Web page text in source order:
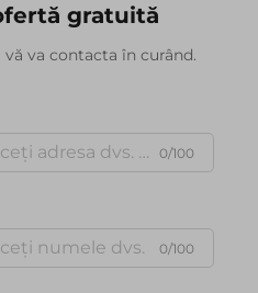
gratuită
va contacta în curând.
0/100
0/100